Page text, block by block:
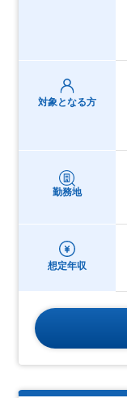
対象となる方
勤務地
想定年収